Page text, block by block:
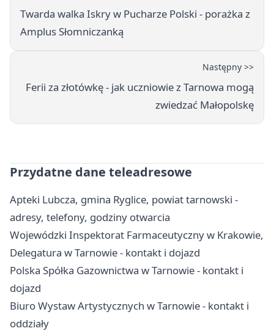
Twarda walka Iskry w Pucharze Polski - porażka z
Amplus Słomniczanką
Następny >>
Ferii za złotówkę - jak uczniowie z Tarnowa mogą
zwiedzać Małopolskę
Przydatne dane teleadresowe
Apteki Lubcza, gmina Ryglice, powiat tarnowski -
adresy, telefony, godziny otwarcia
Wojewódzki Inspektorat Farmaceutyczny w Krakowie,
Delegatura w Tarnowie - kontakt i dojazd
Polska Spółka Gazownictwa w Tarnowie - kontakt i
dojazd
Biuro Wystaw Artystycznych w Tarnowie - kontakt i
oddziały